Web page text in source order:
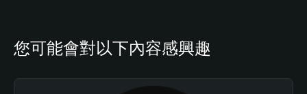
您可能會對以下內容感興趣